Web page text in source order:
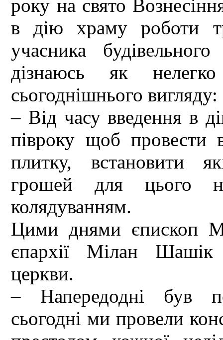
року на свято
в дію храму роботи
учасника
дізнаюсь як
сьогоднішнього вигляду:
– Від часу введення в
півроку щоб провести
плитку, встановити
грошей для цього
колядуванням.
Цими днями єпископ
єпархії Мілан Шашік
церкви.
– Напередодні був
сьогодні ми провели